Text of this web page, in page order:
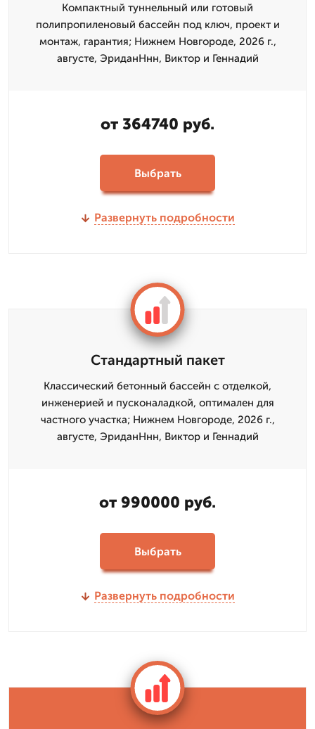
Компактный туннельный или готовый
полипропиленовый бассейн под ключ, проект и
монтаж, гарантия; Нижнем Новгороде, 2026 г.,
августе, ЭриданНнн, Виктор и Геннадий
от 364740 руб.
Выбрать
Развернуть подробности
Стандартный пакет
Классический бетонный бассейн с отделкой,
инженерией и пусконаладкой, оптимален для
частного участка; Нижнем Новгороде, 2026 г.,
августе, ЭриданНнн, Виктор и Геннадий
от 990000 руб.
Выбрать
Развернуть подробности